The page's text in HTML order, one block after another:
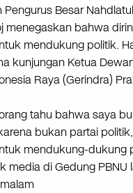
Besar
menegaskan bahwa
mendukung politik.
kunjungan Ketua
Raya (Gerindra)
tahu bahwa saya
bukan partai
mendukung-dukung
media di Gedung PBNU